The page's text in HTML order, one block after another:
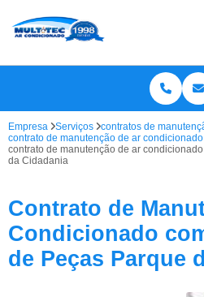
Empresa Serviços
contratos de
contrato de manutenção de ar
contrato de manutenção de ar
da Cidadania
Contrato de
Condicionado
de Peças Parque